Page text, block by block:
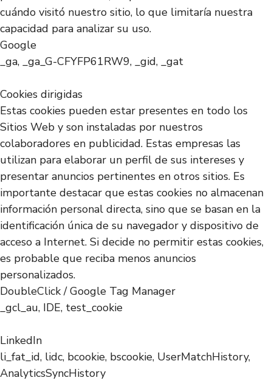
cuándo visitó nuestro sitio, lo que limitaría nuestra
capacidad para analizar su uso.
Google
_ga, _ga_G-CFYFP61RW9, _gid, _gat
Cookies dirigidas
Estas cookies pueden estar presentes en todo los
Sitios Web y son instaladas por nuestros
colaboradores en publicidad. Estas empresas las
utilizan para elaborar un perfil de sus intereses y
presentar anuncios pertinentes en otros sitios. Es
importante destacar que estas cookies no almacenan
información personal directa, sino que se basan en la
identificación única de su navegador y dispositivo de
acceso a Internet. Si decide no permitir estas cookies,
es probable que reciba menos anuncios
personalizados.
DoubleClick / Google Tag Manager
_gcl_au, IDE, test_cookie
LinkedIn
li_fat_id, lidc, bcookie, bscookie, UserMatchHistory,
AnalyticsSyncHistory